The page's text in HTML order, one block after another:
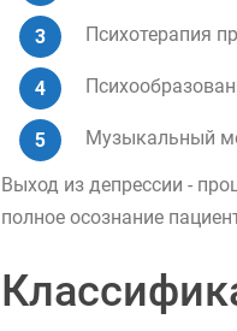
Психотерапия
Музыкальный
Выход из депрессии -
полное осознание